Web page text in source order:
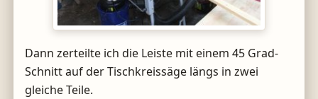
Dann zerteilte ich die Leiste mit einem 45 Grad-
Schnitt auf der Tischkreissäge längs in zwei
gleiche Teile.